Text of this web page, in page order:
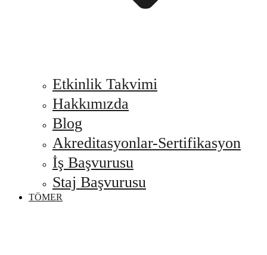
Etkinlik Takvimi
Hakkımızda
Blog
Akreditasyonlar-Sertifikasyon
İş Başvurusu
Staj Başvurusu
TÖMER